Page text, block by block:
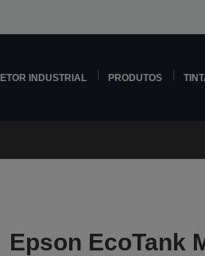
INDUSTRIAL PRODUTOS
Epson EcoTank